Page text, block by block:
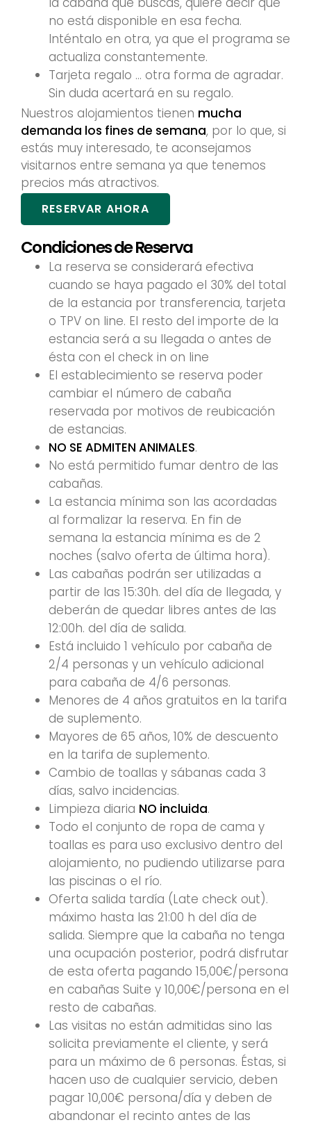
no está disponible en esa fecha.
Inténtalo en otra, ya que el programa se
actualiza constantemente.
Tarjeta regalo … otra forma de agradar.
Sin duda acertará en su regalo.
Nuestros alojamientos tienen mucha
demanda los fines de semana, por lo que, si
estás muy interesado, te aconsejamos
visitarnos entre semana ya que tenemos
precios más atractivos.
RESERVAR AHORA
Condiciones de Reserva
La reserva se considerará efectiva
cuando se haya pagado el 30% del total
de la estancia por transferencia, tarjeta
o TPV on line. El resto del importe de la
estancia será a su llegada o antes de
ésta con el check in on line
El establecimiento se reserva poder
cambiar el número de cabaña
reservada por motivos de reubicación
de estancias.
NO SE ADMITEN ANIMALES.
No está permitido fumar dentro de las
cabañas.
La estancia mínima son las acordadas
al formalizar la reserva. En fin de
semana la estancia mínima es de 2
noches (salvo oferta de última hora).
Las cabañas podrán ser utilizadas a
partir de las 15:30h. del día de llegada, y
deberán de quedar libres antes de las
12:00h. del día de salida.
Está incluido 1 vehículo por cabaña de
2/4 personas y un vehículo adicional
para cabaña de 4/6 personas.
Menores de 4 años gratuitos en la tarifa
de suplemento.
Mayores de 65 años, 10% de descuento
en la tarifa de suplemento.
Cambio de toallas y sábanas cada 3
días, salvo incidencias.
Limpieza diaria NO incluida.
Todo el conjunto de ropa de cama y
toallas es para uso exclusivo dentro del
alojamiento, no pudiendo utilizarse para
las piscinas o el río.
Oferta salida tardía (Late check out).
máximo hasta las 21:00 h del día de
salida. Siempre que la cabaña no tenga
una ocupación posterior, podrá disfrutar
de esta oferta pagando 15,00€/persona
en cabañas Suite y 10,00€/persona en el
resto de cabañas.
Las visitas no están admitidas sino las
solicita previamente el cliente, y será
para un máximo de 6 personas. Éstas, si
hacen uso de cualquier servicio, deben
pagar 10,00€ persona/día y deben de
abandonar el recinto antes de las